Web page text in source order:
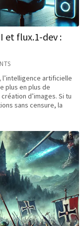
et flux.1-dev :
l’intelligence artificielle
plus en plus de
d’images. Si tu
sans censure, la